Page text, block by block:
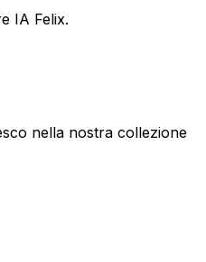
IA Felix.
nella nostra collezione